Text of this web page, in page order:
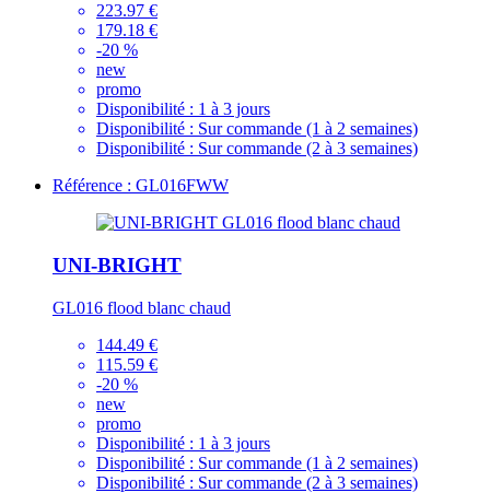
223.97 €
179.18 €
-20 %
new
promo
Disponibilité : 1 à 3 jours
Disponibilité : Sur commande (1 à 2 semaines)
Disponibilité : Sur commande (2 à 3 semaines)
Référence : GL016FWW
UNI-BRIGHT
GL016 flood blanc chaud
144.49 €
115.59 €
-20 %
new
promo
Disponibilité : 1 à 3 jours
Disponibilité : Sur commande (1 à 2 semaines)
Disponibilité : Sur commande (2 à 3 semaines)